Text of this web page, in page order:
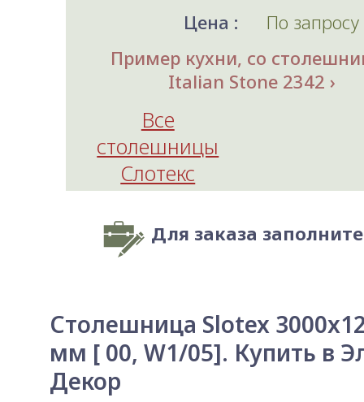
Цена :
По запросу
Пример кухни, со
Italian Stone 2342
Все
столешницы
Слотекс
Для заказа
Столешница Slotex
мм [ 00, W1/05]. Купить в
Декор